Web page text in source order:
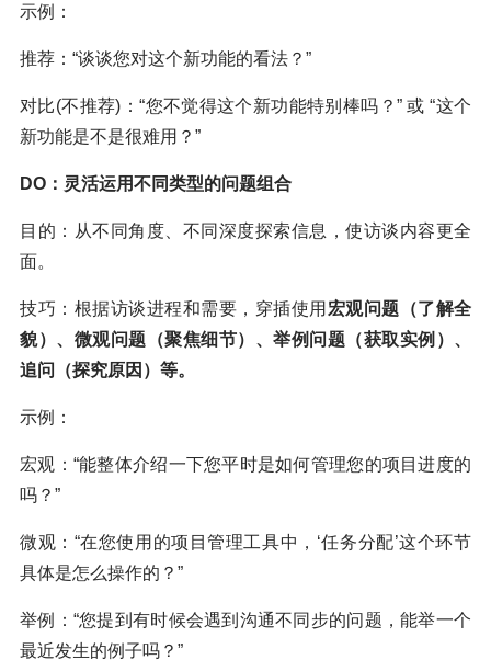
示例：
推荐：“谈谈您对这个新功能的看法？”
对比(不推荐)：“您不觉得这个新功能特别棒吗？” 或 “这个
新功能是不是很难用？”
DO：灵活运用不同类型的问题组合
目的：从不同角度、不同深度探索信息，使访谈内容更全
面。
技巧：根据访谈进程和需要，穿插使用 宏观问题（了解全
貌）、微观问题（聚焦细节）、举例问题（获取实例）、
追问（探究原因）等。
示例：
宏观：“能整体介绍一下您平时是如何管理您的项目进度的
吗？”
微观：“在您使用的项目管理工具中，‘任务分配’这个环节
具体是怎么操作的？”
举例：“您提到有时候会遇到沟通不同步的问题，能举一个
最近发生的例子吗？”